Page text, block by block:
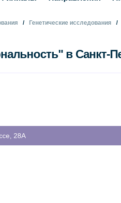
Генетические исследования
в Санкт-
28А